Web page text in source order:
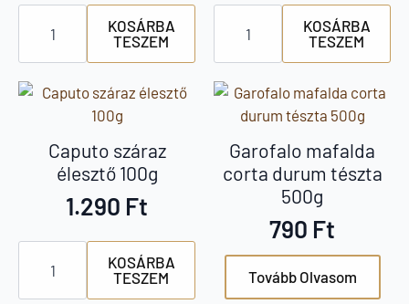
Molini
Certosa
pizzaliszt
1kg
KOSÁRBA
TESZEM
Caputo
doppio
liszt
mennyiség
KOSÁRBA
TESZEM
Caputo száraz
élesztő 100g
1.290 Ft
Caputo
száraz
élesztő
100g
KOSÁRBA
TESZEM
Garofalo mafalda
corta durum tészta
500g
790 Ft
Tovább Olvasom